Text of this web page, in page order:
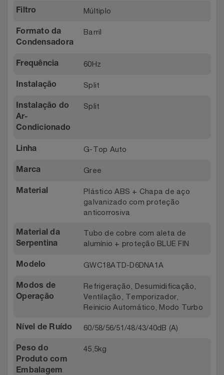
Filtro Múltiplo
Formato da
Condensadora
Barril
Frequência 60Hz
Instalação Split
Instalação do
Ar-
Condicionado
Split
Linha G-Top Auto
Marca Gree
Material
Plástico ABS + Chapa de aço
galvanizado com proteção
anticorrosiva
Material da
Serpentina
Tubo de cobre com aleta de
alumínio + proteção BLUE FIN
Modelo GWC18ATD-D6DNA1A
Modos de
Operação
Refrigeração, Desumidificação,
Ventilação, Temporizador,
Reinicio Automático, Modo Turbo
Nível de Ruído 60/58/56/51/48/43/40dB (A)
Peso do
Produto com
Embalagem
45,5kg